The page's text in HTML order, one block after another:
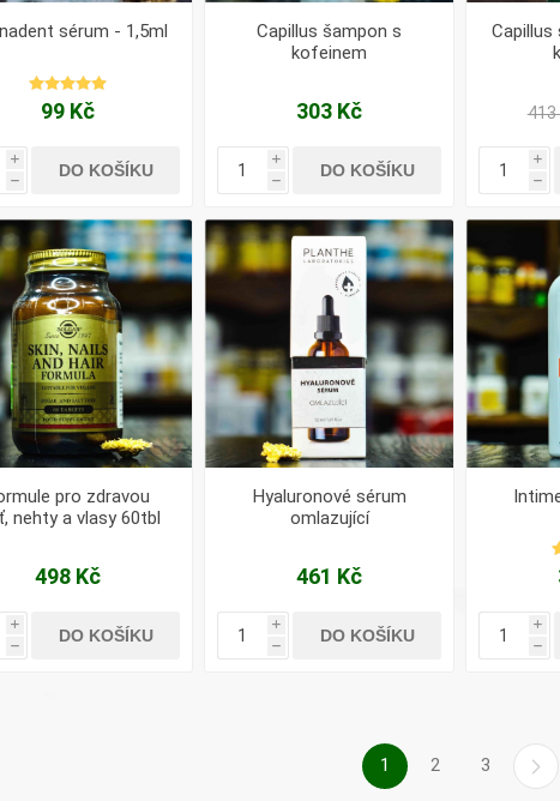
sérum - 1,5ml
99 Kč
i
h
DO KOŠÍKU
Capillus šampon s
kofeinem
303 Kč
i
h
DO KOŠÍKU
Capillus
413
i
h
pro zdravou
nehty a vlasy 60tbl
498 Kč
i
h
DO KOŠÍKU
Hyaluronové sérum
omlazující
461 Kč
i
h
DO KOŠÍKU
i
h
1 2 3